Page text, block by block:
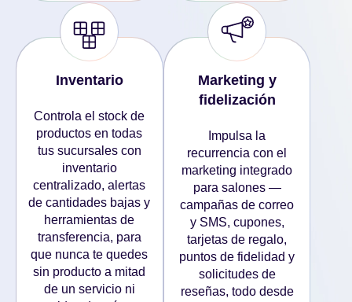
Inventario
Controla el stock de
productos en todas
tus sucursales con
inventario
centralizado, alertas
de cantidades bajas y
herramientas de
transferencia, para
que nunca te quedes
sin producto a mitad
de un servicio ni
Marketing y
fidelización
Impulsa la
recurrencia con el
marketing integrado
para salones —
campañas de correo
y SMS, cupones,
tarjetas de regalo,
puntos de fidelidad y
solicitudes de
reseñas, todo desde